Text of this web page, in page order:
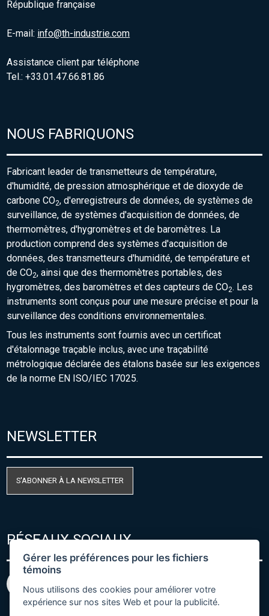
République française
E-mail: info@th-industrie.com
Assistance client par téléphone
Tel.: +33.01.47.66.81.86
NOUS FABRIQUONS
Fabricant leader de transmetteurs de température,
d'humidité, de pression atmosphérique et de dioxyde de
carbone CO2, d'enregistreurs de données, de systèmes de
surveillance, de systèmes d'acquisition de données, de
thermomètres, d'hygromètres et de baromètres. La
production comprend des systèmes d'acquisition de
données, des transmetteurs d'humidité, de température et
de CO2, ainsi que des thermomètres portables, des
hygromètres, des baromètres et des capteurs de CO2. Les
instruments sont conçus pour une mesure précise et pour la
surveillance des conditions environnementales.
Tous les instruments sont fournis avec un certificat
d'étalonnage traçable inclus, avec une traçabilité
métrologique déclarée des étalons basée sur les exigences
de la norme EN ISO/IEC 17025.
NEWSLETTER
S'ABONNER À LA NEWSLETTER
RÉSEAUX SOCIAUX
Gérer les préférences pour les fichiers
témoins
Nous utilisons des cookies pour améliorer votre
expérience sur nos sites Web et pour la publicité.